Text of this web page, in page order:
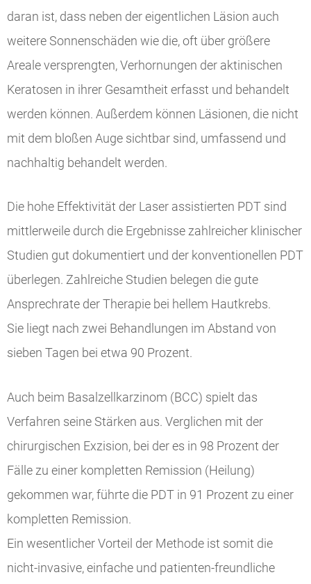
daran ist, dass neben der eigentlichen Läsion auch
weitere Sonnenschäden wie die, oft über größere
Areale versprengten, Verhornungen der aktinischen
Keratosen in ihrer Gesamtheit erfasst und behandelt
werden können. Außerdem können Läsionen, die nicht
mit dem bloßen Auge sichtbar sind, umfassend und
nachhaltig behandelt werden.
Die hohe Effektivität der Laser assistierten PDT sind
mittlerweile durch die Ergebnisse zahlreicher klinischer
Studien gut dokumentiert und der konventionellen PDT
überlegen. Zahlreiche Studien belegen die gute
Ansprechrate der Therapie bei hellem Hautkrebs.
Sie liegt nach zwei Behandlungen im Abstand von
sieben Tagen bei etwa 90 Prozent.
Auch beim Basalzellkarzinom (BCC) spielt das
Verfahren seine Stärken aus. Verglichen mit der
chirurgischen Exzision, bei der es in 98 Prozent der
Fälle zu einer kompletten Remission (Heilung)
gekommen war, führte die PDT in 91 Prozent zu einer
kompletten Remission.
Ein wesentlicher Vorteil der Methode ist somit die
nicht-invasive, einfache und patienten-freundliche